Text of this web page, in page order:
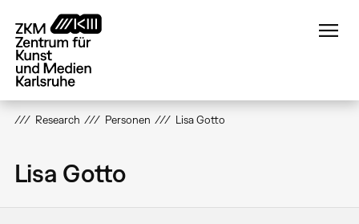
zum
Inhalt
Research Personen Lisa Gotto
Lisa Gotto